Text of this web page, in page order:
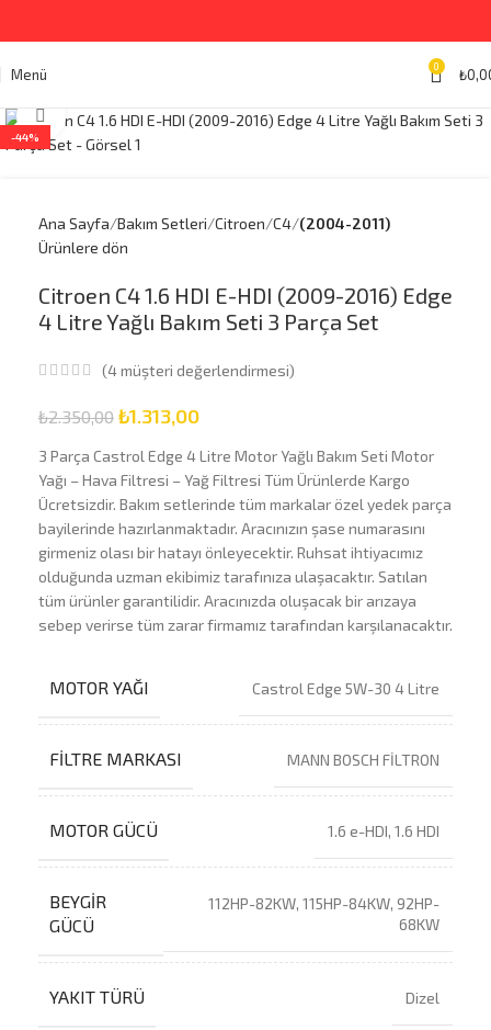
Menü 0 ₺
-44%
Büyütmek için tıklayın
Ana Sayfa Bakım Setleri Citroen C4 (2004-2011)
Ürünlere dön
Citroen C4 1.6 HDI E-HDI (2009-2016) Edge
4 Litre Yağlı Bakım Seti 3 Parça Set
(4müşteri değerlendirmesi)
₺2.350,00 ₺1.313,00
3 Parça Castrol Edge 4 Litre Motor Yağlı Bakım Seti Motor
Yağı – Hava Filtresi – Yağ Filtresi Tüm Ürünlerde Kargo
Ücretsizdir. Bakım setlerinde tüm markalar özel yedek parça
bayilerinde hazırlanmaktadır. Aracınızın şase numarasını
girmeniz olası bir hatayı önleyecektir. Ruhsat ihtiyacımız
olduğunda uzman ekibimiz tarafınıza ulaşacaktır. Satılan
tüm ürünler garantilidir. Aracınızda oluşacak bir arızaya
sebep verirse tüm zarar firmamız tarafından karşılanacaktır.
MOTOR YAĞI Castrol Edge 5W-30 4 Litre
FILTRE MARKASI MANN BOSCH FİLTRON
MOTOR GÜCÜ 1.6 e-HDI, 1.6 HDI
BEYGIR
GÜCÜ
112HP-82KW, 115HP-84KW, 92HP-
68KW
YAKIT TÜRÜ Dizel